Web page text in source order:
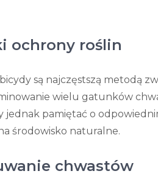
ochrony roślin
są najczęstszą metodą
wielu gatunków
jednak pamiętać o
środowisko naturalne.
chwastów